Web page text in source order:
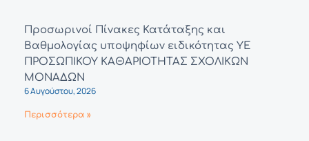
Προσωρινοί Πίνακες Κατάταξης και
Βαθμολογίας υποψηφίων ειδικότητας ΥΕ
ΠΡΟΣΩΠΙΚΟΥ ΚΑΘΑΡΙΟΤΗΤΑΣ ΣΧΟΛΙΚΩΝ
ΜΟΝΑΔΩΝ
6 Αυγούστου, 2026
Περισσότερα »